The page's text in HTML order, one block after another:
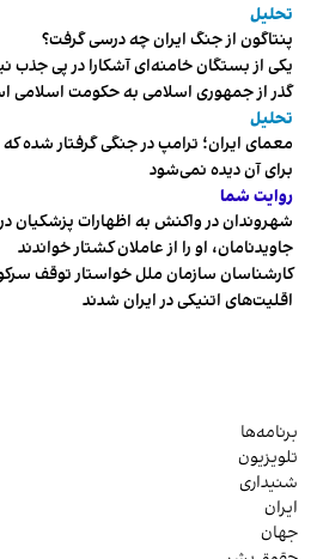
تحلیل
پنتاگون از جنگ ایران چه درسی گرفت؟
یکی از بستگان خامنه‌ای آشکارا در پی جذب
گذر از جمهوری اسلامی به حکومت اسلامی
تحلیل
معمای ایران؛ ترامپ در جنگی گرفتار شده
برای آن دیده نمی‌شود
روایت شما
شهروندان در واکنش به اظهارات پزشکیان
جاویدنامان، او را از عاملان کشتار خواندند
کارشناسان سازمان ملل خواستار توقف
اقلیت‌های اتنیکی در ایران شدند
برنامه‌ها
تلویزیون
شنیداری
ایران
جهان